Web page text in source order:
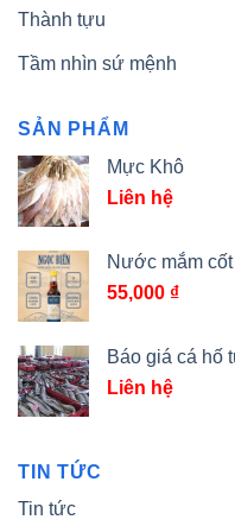
Thành tựu
Tầm nhìn sứ mệnh
SẢN PHẨM
Mực Khô
Liên hệ
Nước mắm
55,000 ₫
Báo giá cá hố
Liên hệ
TIN TỨC
Tin tức